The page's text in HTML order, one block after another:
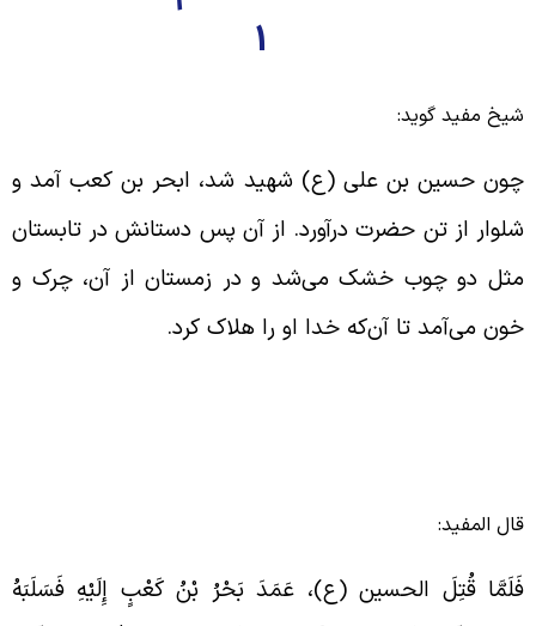
مفید گوید:
حسین بن علی (ع) شهید شد، ابحر بن کعب آمد و
از تن حضرت درآورد. از آن پس دستانش در تابستان
دو چوب خشک می‌شد و در زمستان از آن، چرک و
می‌آمد تا آن‌که خدا او را هلاک کرد.
المفید:
قُتِلَ الحسین (ع)، عَمَدَ بَحْرُ بْنُ كَعْبٍ إِلَيْهِ فَسَلَبَهُ